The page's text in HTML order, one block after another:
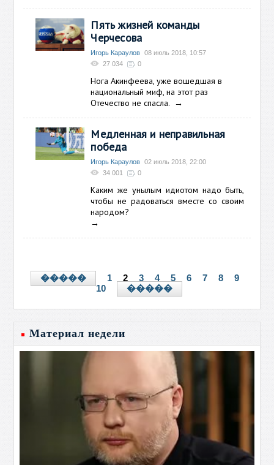
Пять жизней команды
Черчесова
Игорь Караулов
08 июль 2018, 10:57
27 034
0
Нога Акинфеева, уже вошедшая в
национальный миф, на этот раз
Отечество не спасла. →
Медленная и неправильная
победа
Игорь Караулов
02 июль 2018, 22:00
34 001
0
Каким же унылым идиотом надо быть,
чтобы не радоваться вместе со своим
народом?
→
����� 1 2 3 4 5 6 7 8
9
10
�����
Материал недели